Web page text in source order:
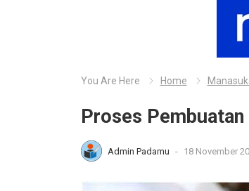
You Are Here Home
Proses
Admin Padamu - 18 November